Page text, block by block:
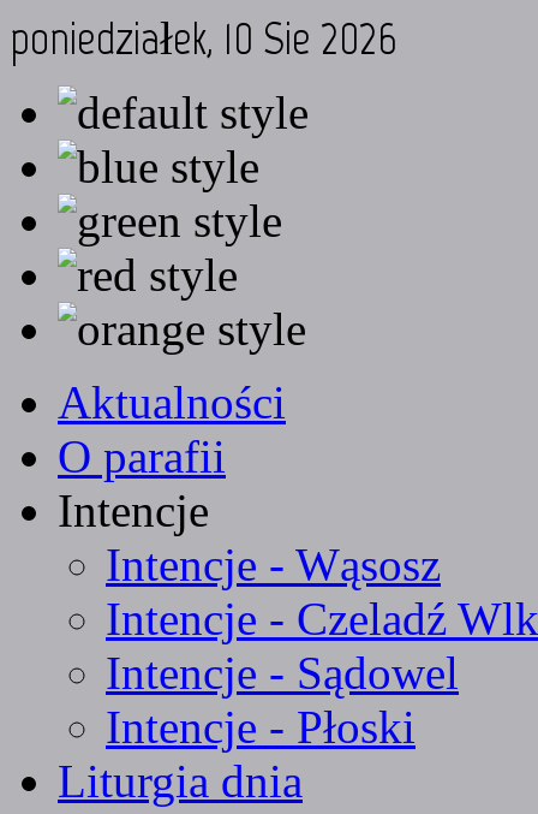
poniedziałek, 10 Sie 2026
Aktualności
O parafii
Intencje
Intencje - Wąsosz
Intencje - Czeladź
Intencje - Sądowel
Intencje - Płoski
Liturgia dnia